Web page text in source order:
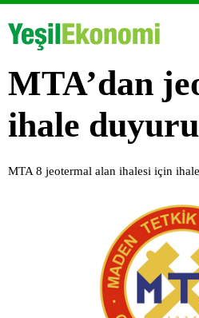
MTA’dan
ihale
MTA 8 jeotermal alan ihalesi için